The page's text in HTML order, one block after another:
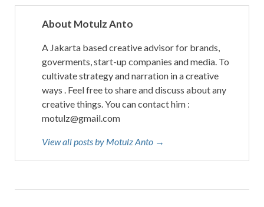
About Motulz Anto
A Jakarta based creative advisor for brands,
goverments, start-up companies and media. To
cultivate strategy and narration in a creative
ways . Feel free to share and discuss about any
creative things. You can contact him :
motulz@gmail.com
View all posts by Motulz Anto →